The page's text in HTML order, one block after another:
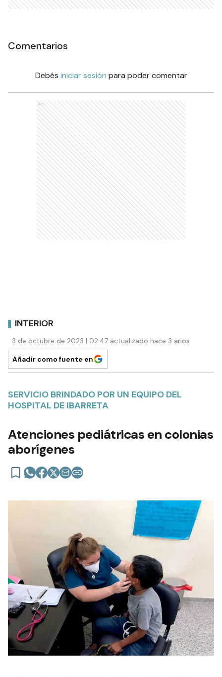
Comentarios
Debés iniciar sesión para poder comentar
Ads
INTERIOR
3 de octubre de 2023 | 02:47 actualizado hace 3 años
Añadir como fuente en
SERVICIO BRINDADO POR UN EQUIPO DEL
HOSPITAL DE IBARRETA
Atenciones pediátricas en colonias
aborígenes